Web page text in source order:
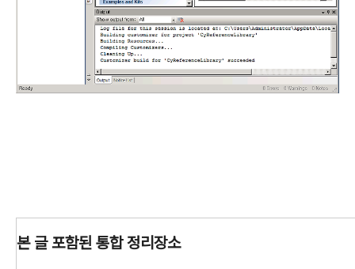
본 글 포함된 통합 정리장소